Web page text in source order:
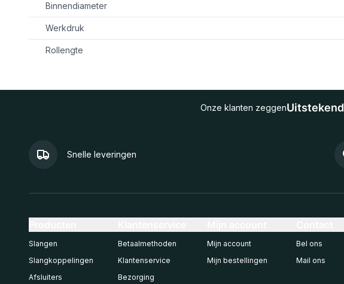
Binnendiameter
Werkdruk
Rollengte
Onze klanten zeggenUitstekend
Snelle leveringen
Slangen
Slangkoppelingen
Afsluiters
Betaalmethoden
Klantenservice
Bezorging
Mijn account
Mijn bestellingen
Bel ons
Mail ons